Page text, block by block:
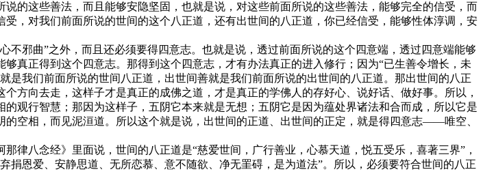
的这些善法，而且能够安隐坚固，也就是说，对这些前面所说的这些善法，能够完全的信受，而
，对我们前面所说的世间的这个八正道，还有出世间的八正道，你已经信受，能够性体淳调，安
邪曲”之外，而且还必须要得四意志。也就是说，透过前面所说的这个四意端，透过四意端能够
真正得到这个四意志。那得到这个四意志，才有办法真正的进入修行；因为“已生善令增长，未
我们前面所说的世间八正道，出世间善就是我们前面所说的出世间的八正道。那出世间的八正
方向去走，这样子才是真正的成佛之道，才是真正的学佛人的存好心、说好话、做好事。所以，
观行智慧；那因为这样子，五阴它本来就是无想；五阴它是因为蕴处界诸法和合而成，所以它是
空相，而见泥洹道。所以这个就是说，出世间的正道、出世间的正定，就是得四意志——唯空、
八念经》里面说，世间的八正道是“慈爱世间，广行善业，心慕天道，悦五受乐，喜著三界”，
恩爱、安静思道、无所恋慕、意不随欲、净无罣碍，是为道法”。所以，必须要符合世间的八正